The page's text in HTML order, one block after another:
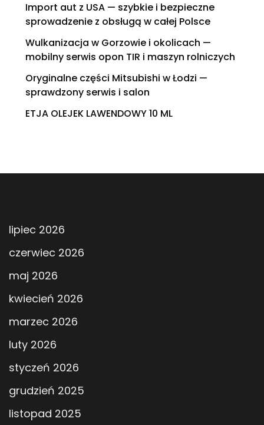
Import aut z USA — szybkie i bezpieczne
sprowadzenie z obsługą w całej Polsce
Wulkanizacja w Gorzowie i okolicach —
mobilny serwis opon TIR i maszyn rolniczych
Oryginalne części Mitsubishi w Łodzi —
sprawdzony serwis i salon
ETJA OLEJEK LAWENDOWY 10 ML
lipiec 2026
czerwiec 2026
maj 2026
kwiecień 2026
marzec 2026
luty 2026
styczeń 2026
grudzień 2025
listopad 2025